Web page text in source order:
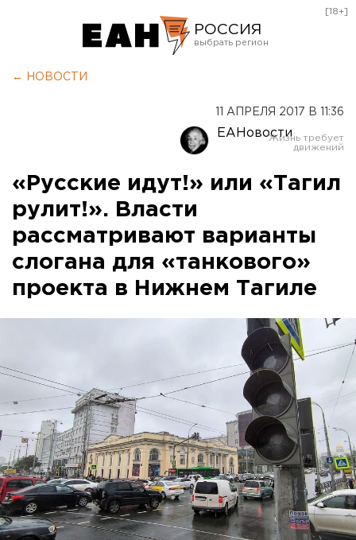
РОССИЯ
Оренбург
[18+]
← НОВОСТИ
11 АПРЕЛЯ 2017 В 11:36
ЕАНовости
«Русские идут!» или «Тагил
рулит!». Власти
рассматривают варианты
слогана для «танкового»
проекта в Нижнем Тагиле